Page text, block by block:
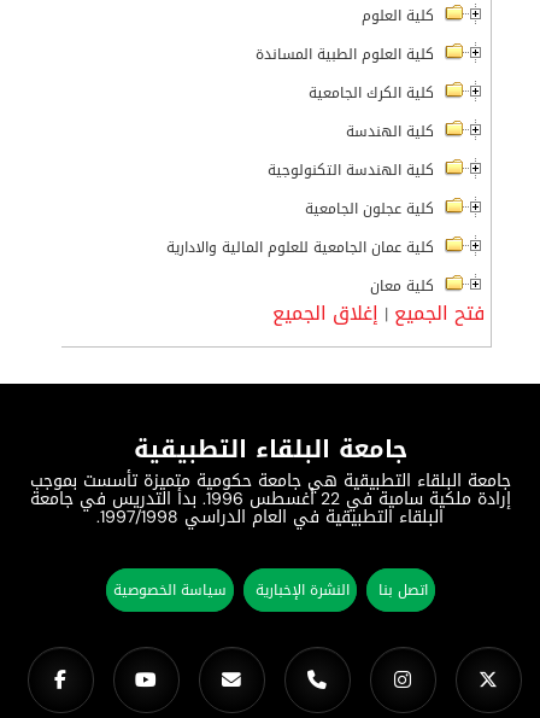
كلية العلوم
كلية العلوم الطبية المساندة
كلية الكرك الجامعية
كلية الهندسة
كلية الهندسة التكنولوجية
كلية عجلون الجامعية
كلية عمان الجامعية للعلوم المالية والادارية
كلية معان
فتح الجميع | إغلاق الجميع
جامعة البلقاء التطبيقية
جامعة البلقاء التطبيقية هي جامعة حكومية متميزة تأسست بموجب
إرادة ملكية سامية في 22 أغسطس 1996. بدأ التدريس في جامعة
البلقاء التطبيقية في العام الدراسي 1997/1998.
اتصل بنا النشرة الإخبارية سياسة الخصوصية